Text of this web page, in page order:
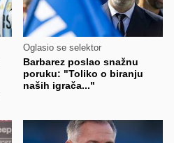
Oglasio se selektor
Barbarez poslao snažnu
poruku: "Toliko o biranju
naših igrača..."